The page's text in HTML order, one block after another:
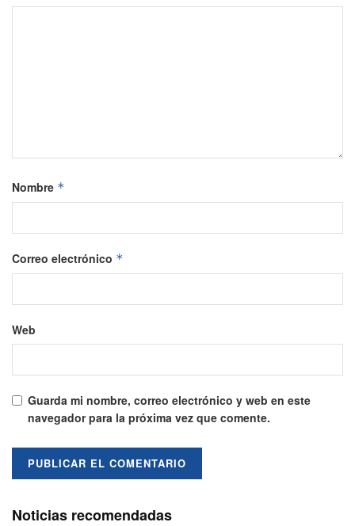
Nombre *
Correo electrónico *
Web
Guarda mi nombre, correo electrónico y web en este
navegador para la próxima vez que comente.
Noticias recomendadas